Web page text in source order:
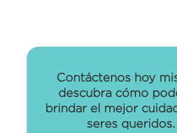
Contáctenos hoy
descubra cómo
brindar el mejor
seres queridos.